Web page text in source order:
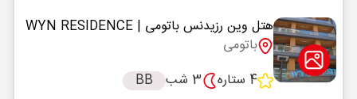
هتل وین رزیدنس باتومی | WYN RESIDENCE
باتومی
4 ستاره
3 شب BB